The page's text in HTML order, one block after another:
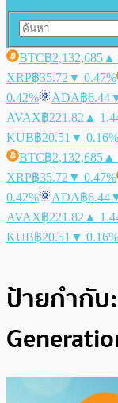
BTC฿2,132,685 ▲
XRP฿35.72 ▼ 0.47%
0.42%
ADA฿6.44
AVAX฿221.82 ▲
KUB฿20.51 ▼ 0.16%
BTC฿2,132,685 ▲
XRP฿35.72 ▼ 0.47%
0.42%
ADA฿6.44
AVAX฿221.82 ▲
KUB฿20.51 ▼ 0.16%
ป้ายกำกับ: